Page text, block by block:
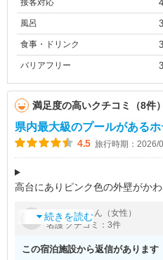
接客対応
風呂
食事・ドリンク
バリアフリー
満足度の高いクチコミ（8件）
県内最大級のプールがある
4.5 旅行時期：2026/
高台にありピンク色の外壁がか
うで宿泊時はまだプール開き前
は夏に訪れたいです。館内も
続きを読む
byhamco さん（女性）
名護 クチコミ：3件
この宿泊施設から返信があります